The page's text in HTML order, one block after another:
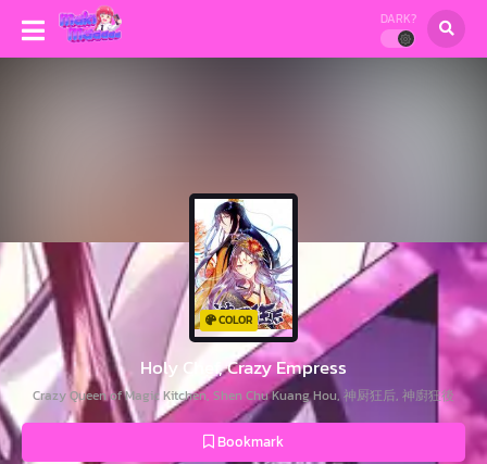
DARK?
COLOR
Holy Chef, Crazy Empress
Crazy Queen of Magic Kitchen, Shen Chu Kuang Hou, 神厨狂后, 神廚狂後
Bookmark